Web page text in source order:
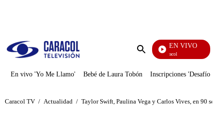
Enviar
EN VIVO
Noticias Caracol
En vivo 'Yo Me Llamo' Bebé de Laura Tobón Inscripciones 'Desafío'
Caracol TV / Actualidad / Taylor Swift, Paulina Vega y Carlos Vives, en 90